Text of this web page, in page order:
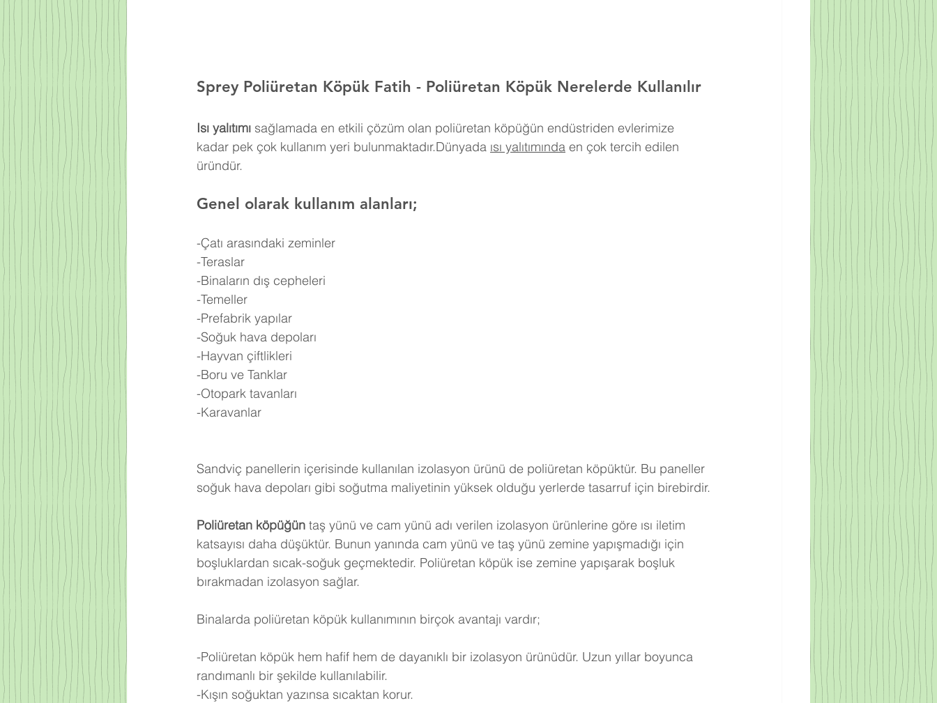
Sprey Poliüretan Köpük Fatih - Poliüretan Köpük Nerelerde Kullanılır
Isı yalıtımı sağlamada en etkili çözüm olan poliüretan köpüğün endüstriden evlerimize
kadar pek çok kullanım yeri bulunmaktadır.Dünyada ısı yalıtımında en çok tercih edilen
üründür.
Genel olarak kullanım alanları;
-Çatı arasındaki zeminler
-Teraslar
-Binaların dış cepheleri
-Temeller
-Prefabrik yapılar
-Soğuk hava depoları
-Hayvan çiftlikleri
-Boru ve Tanklar
-Otopark tavanları
-Karavanlar
Sandviç panellerin içerisinde kullanılan izolasyon ürünü de poliüretan köpüktür. Bu paneller
soğuk hava depoları gibi soğutma maliyetinin yüksek olduğu yerlerde tasarruf için birebirdir.
Poliüretan köpüğün taş yünü ve cam yünü adı verilen izolasyon ürünlerine göre ısı iletim
katsayısı daha düşüktür. Bunun yanında cam yünü ve taş yünü zemine yapışmadığı için
boşluklardan sıcak-soğuk geçmektedir. Poliüretan köpük ise zemine yapışarak boşluk
bırakmadan izolasyon sağlar.
Binalarda poliüretan köpük kullanımının birçok avantajı vardır;
-Poliüretan köpük hem hafif hem de dayanıklı bir izolasyon ürünüdür. Uzun yıllar boyunca
randımanlı bir şekilde kullanılabilir.
-Kışın soğuktan yazınsa sıcaktan korur.